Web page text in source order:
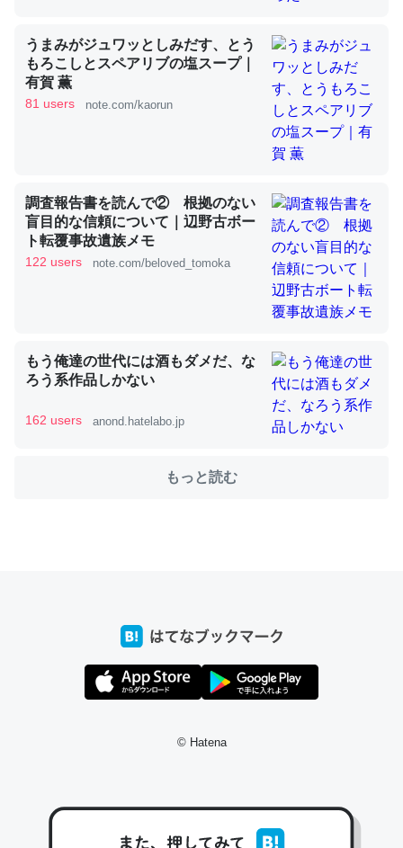
これを元に考えるとカルシウムを大量に使う脊椎動物と貝
類は苦労してるんだな…。腹足類だと殻を無くしてナメク
ウチもEchoを実家に置いて４年。でたまに覗いてる。ぼ
ちぼちRingも置こうかと画策中。あと、Googleマップで
これ見て生きてるなって分かる。
─たまにLINEするくらいだった遠方の父67歳と僕。ITツール導入で
コミュニケーションが劇的に変化した｜tayorini by LIFULL介護
コミュニケーションが劇的に変化した｜tayorini by LIFULL介護
私も3年前ぐらいに祖母の家に設置した。ポケットWifiみ
https://toyoshi.hatenablog.com/entry/2019/05/15/1805
うまみがジュワッとしみだす、とう
もろこしとスペアリブの塩スープ｜
有賀 薫
81 users note.com/kaorun
調査報告書を読んで② 根拠のない
盲目的な信頼について｜辺野古ボー
ト転覆事故遺族メモ
122 users note.com/beloved_tomoka
もう俺達の世代には酒もダメだ、な
ろう系作品しかない
162 users anond.hatelabo.jp
もっと読む
© Hatena